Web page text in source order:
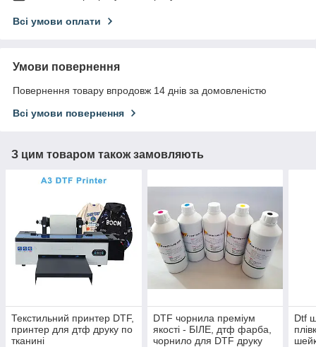
Всі умови оплати
Умови повернення
Повернення товару впродовж 14 днів за домовленістю
Всі умови повернення
З цим товаром також замовляють
Текстильний принтер DTF,
принтер для дтф друку по
тканині
DTF чорнила преміум
якості - БІЛЕ, дтф фарба,
чорнило для DTF друку
Dtf